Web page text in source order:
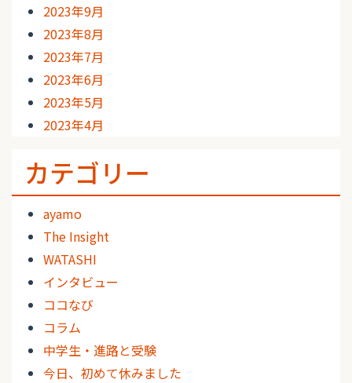
2023年9月
2023年8月
2023年7月
2023年6月
2023年5月
2023年4月
カテゴリー
ayamo
The Insight
WATASHI
インタビュー
ココなび
コラム
中学生・進路と受験
今日、初めて休みました